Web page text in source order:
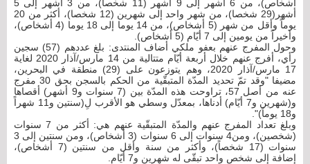
أشخاص)، من 6 أشهر إلى 9 أشهر (11 شخصاَ)، من 3 أشهر إلى 5
أشهر(29 شخصا)، من شهر واحد إلى شهرين (12 شخصا)، أكثر من 20
يوماً وأقل من شهر (5 أشخاص)، من 14 يوما إلى 18 يوما (4 أشخاص)،
وأخيراً من يومين إلى 7 أيّام (5 أشخاص).
وحول المفرج عنهم بعفو ملكي أضاف المنتدى: بلغ عددهم (57) سجين
رأي، أفرج عنهم خلال أربعة أيّام متتالية من 14 مارس/آذار 2020 لغاية
17 مارس/آذار 2020، وهم يتوزعون على (29) منطقة في البحرين،
مضيفا "وقد تمّ تحديد المدّة المتبقّية من الحكم بالسجن بحق 30 مفرج
عنه من أصل 57، تراوحت هذه المدّة بين (7 سنوات و9 أشهر) أقصاها
و(شهرين و7 أيّام) أدناها، بمعدّل وسطي هو الأقرب لِ(سنتين و11 شهراً
و18 يوماً)".
وبلغ تعداد المفرج عنهم والمدّة المتبقّية عنهم هي: أكثر من 7 سنوات
(شخصين)، ومن4 سنوات إلى 6 سنوات (3 أشخاص)، ومن سنتين إلى 3
سنوات (17 شخصاً)، وأكثر من سنة وأقل من سنتين (7 أشخاص)،
إضافة إلى شخص واحد تبقّى له شهرين و7 أيّام.